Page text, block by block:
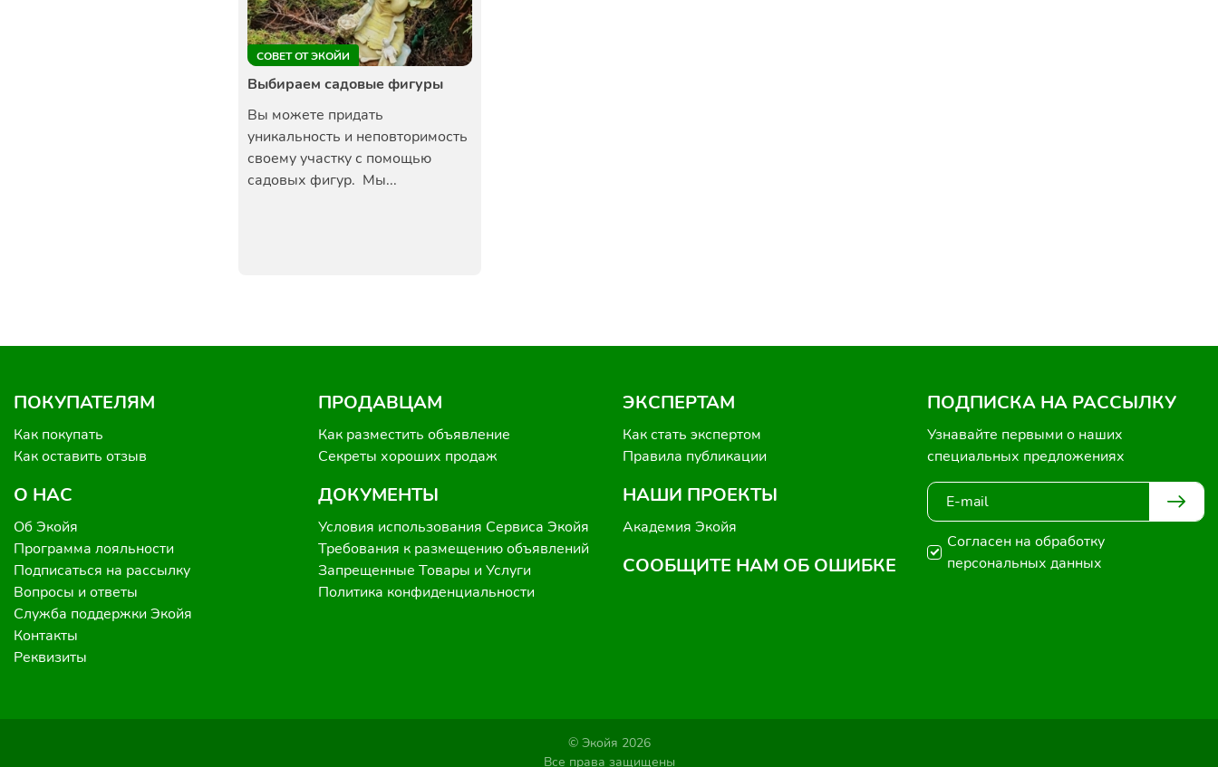
СОВЕТ ОТ ЭКОЙИ
Выбираем садовые фигуры
Вы можете придать
уникальность и неповторимость
своему участку с помощью
садовых фигур. Мы...
ПОКУПАТЕЛЯМ
Как покупать
Как оставить отзыв
О НАС
Об Экойя
Программа лояльности
Подписаться на рассылку
Вопросы и ответы
Служба поддержки Экойя
Контакты
Реквизиты
ПРОДАВЦАМ
Как разместить объявление
Секреты хороших продаж
ДОКУМЕНТЫ
Условия использования Сервиса Экойя
Требования к размещению объявлений
Запрещенные Товары и Услуги
Политика конфиденциальности
ЭКСПЕРТАМ
Как стать экспертом
Правила публикации
НАШИ ПРОЕКТЫ
Академия Экойя
СООБЩИТЕ НАМ ОБ ОШИБКЕ
ПОДПИСКА НА РАССЫЛКУ
Узнавайте первыми о наших
специальных предложениях
Согласен на обработку
персональных данных
© Экойя 2026
Все права защищены